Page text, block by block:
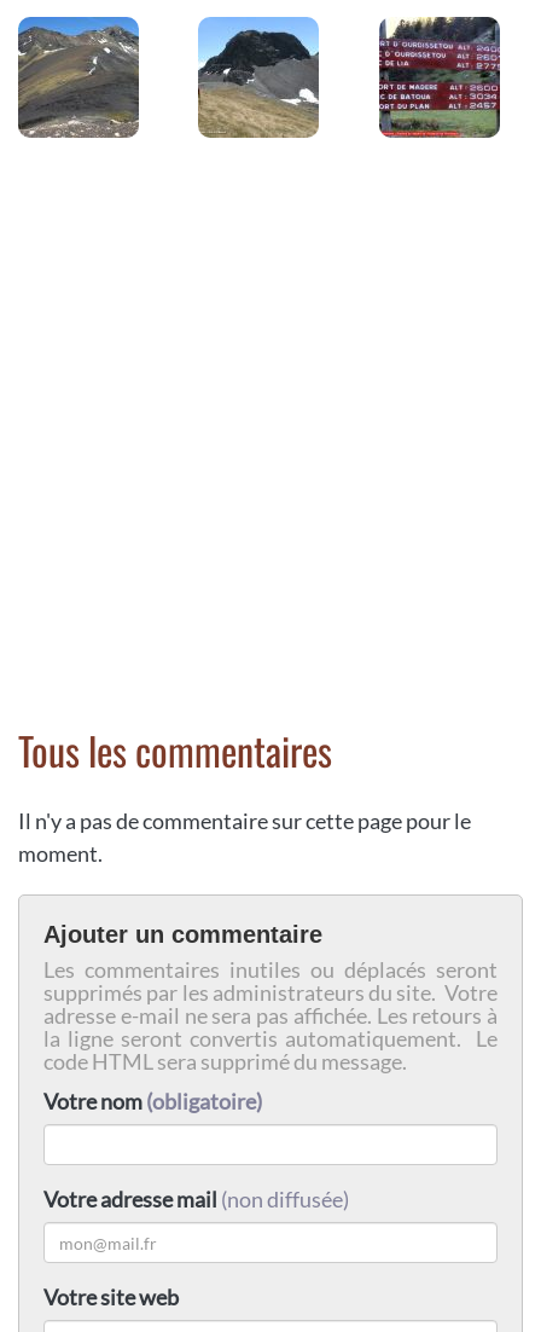
Tous les commentaires
Il n'y a pas de commentaire sur cette page pour le
moment.
Ajouter un commentaire
Les commentaires inutiles ou déplacés seront
supprimés par les administrateurs du site. Votre
adresse e-mail ne sera pas affichée. Les retours à
la ligne seront convertis automatiquement. Le
code HTML sera supprimé du message.
Votre nom(obligatoire)
Votre adresse mail (non diffusée)
Votre site web